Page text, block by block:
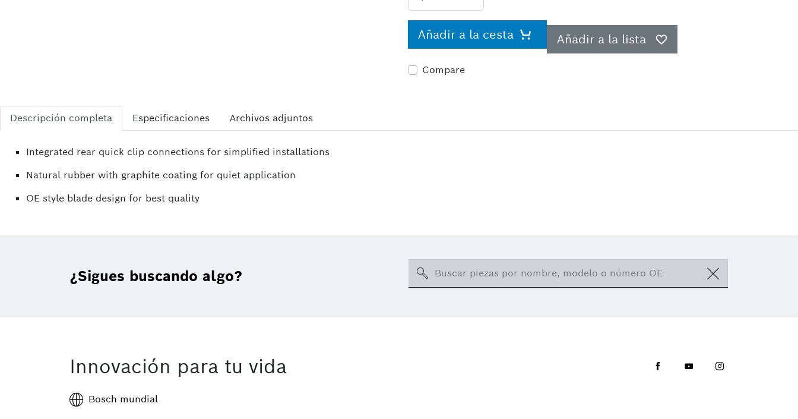
Añadir a la cesta Añadir a la lista
Compare
Descripción completa Especificaciones Archivos adjuntos
Integrated rear quick clip connections for simplified installations
Natural rubber with graphite coating for quiet application
OE style blade design for best quality
¿Sigues buscando algo? Search
Innovación para tu vida FacebookYoutubeInstagram
Bosch mundial